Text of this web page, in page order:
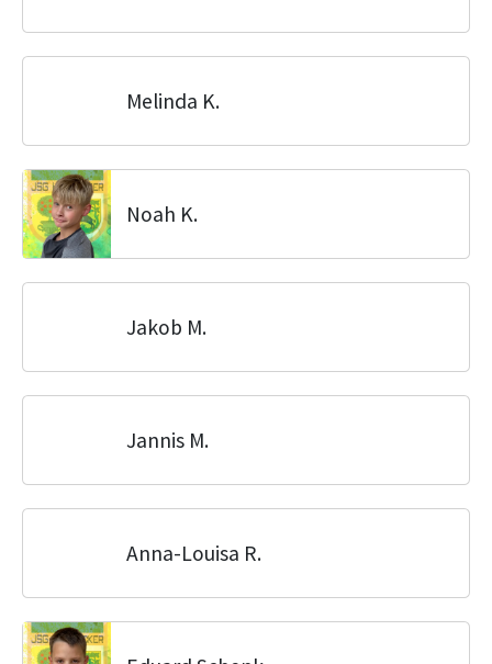
Melinda K.
Noah K.
Jakob M.
Jannis M.
Anna-Louisa R.